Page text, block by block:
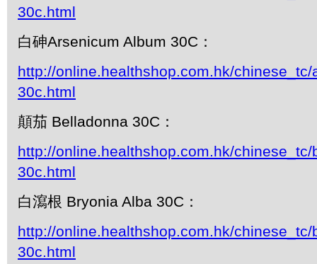
30c.html
白砷Arsenicum Album 30C：
http://online.healthshop.com.hk/
30c.html
顛茄 Belladonna 30C：
http://online.healthshop.com.hk/chinese_tc/
30c.html
白瀉根 Bryonia Alba 30C：
http://online.healthshop.com.hk/chinese_tc/
30c.html